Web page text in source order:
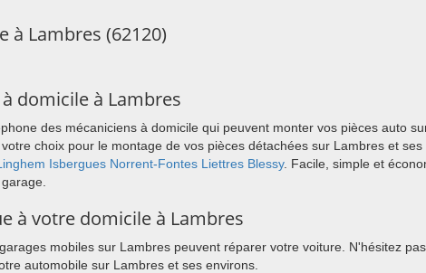
à Lambres (62120)
domicile à Lambres
des mécaniciens à domicile qui peuvent monter vos pièces auto
choix pour le montage de vos pièces détachées sur Lambres et
Isbergues Norrent-Fontes Liettres Blessy. Facile, simple et
à votre domicile à Lambres
mobiles sur Lambres peuvent réparer votre voiture. N'hésitez
automobile sur Lambres et ses environs.